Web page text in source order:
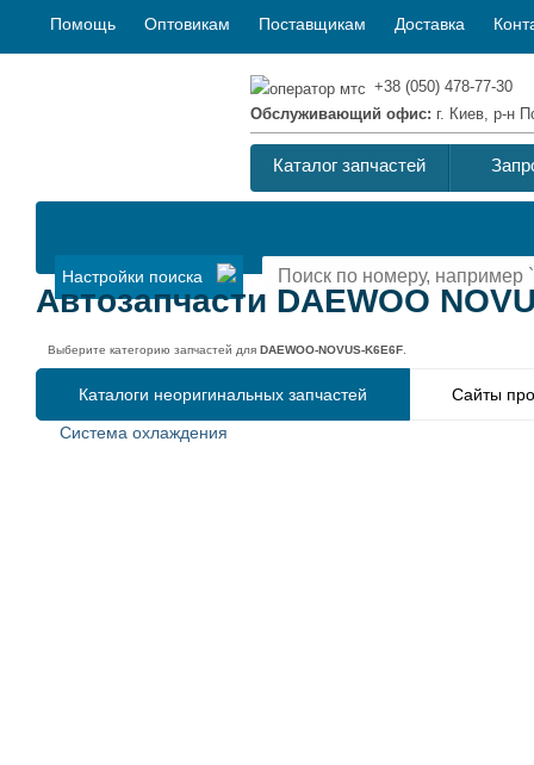
Помощь Оптовикам Поставщикам Доставка
+38 (050) 478-77-30
Обслуживающий офис: г. Киев, р-н
Каталог запчастей
Настройки поиска
Автозапчасти DAEWOO
Выберите категорию запчастей для DAEWOO-NOVUS-K6E6F
Каталоги неоригинальных запчастей
Сайты
Система охлаждения